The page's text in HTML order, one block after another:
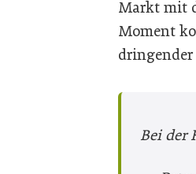
Markt mit
Moment
Bei der